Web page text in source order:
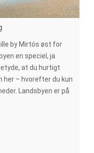
by Mirtós øst for
en speciel, ja
at du hurtigt
her – hvorefter du kun
Landsbyen er på